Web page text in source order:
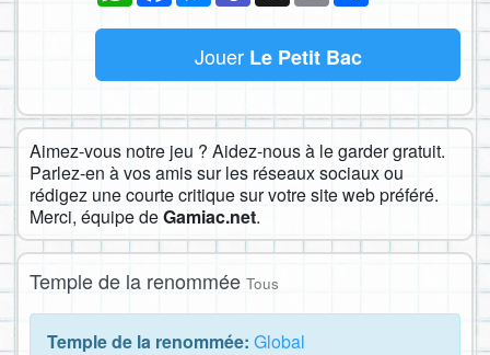
Jouer Le Petit Bac
Aimez-vous notre jeu ? Aidez-nous à le garder gratuit.
Parlez-en à vos amis sur les réseaux sociaux ou
rédigez une courte critique sur votre site web préféré.
Merci, équipe deGamiac.net.
Temple de la renommée Tous
Temple de la renommée: Global